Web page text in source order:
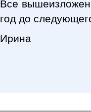
Все
год до
Ирина